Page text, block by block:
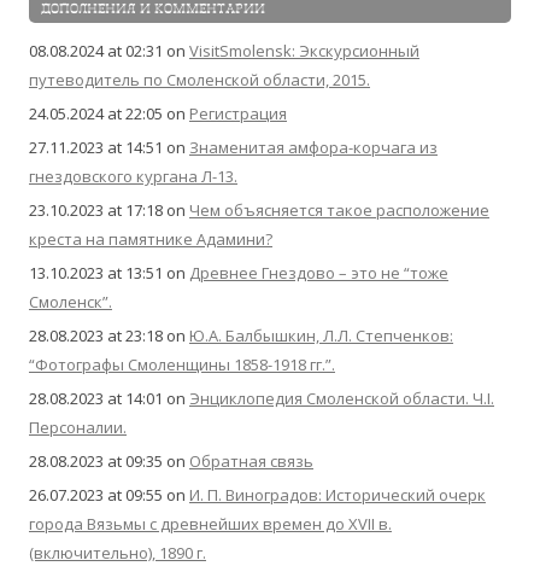
ДОПОЛНЕНИЯ И КОММЕНТАРИИ
08.08.2024 at 02:31 on VisitSmolensk: Экскурсионный
путеводитель по Смоленской области, 2015.
24.05.2024 at 22:05 on Регистрация
27.11.2023 at 14:51 on Знаменитая амфора-корчага из
гнездовского кургана Л-13.
23.10.2023 at 17:18 on Чем объясняется такое расположение
креста на памятнике Адамини?
13.10.2023 at 13:51 on Древнее Гнездово – это не “тоже
Смоленск”.
28.08.2023 at 23:18 on Ю.А. Балбышкин, Л.Л. Степченков:
“Фотографы Смоленщины 1858-1918 гг.”.
28.08.2023 at 14:01 on Энциклопедия Смоленской области. Ч.I.
Персоналии.
28.08.2023 at 09:35 on Обратная связь
26.07.2023 at 09:55 on И. П. Виноградов: Исторический очерк
города Вязьмы с древнейших времен до XVII в.
(включительно), 1890 г.